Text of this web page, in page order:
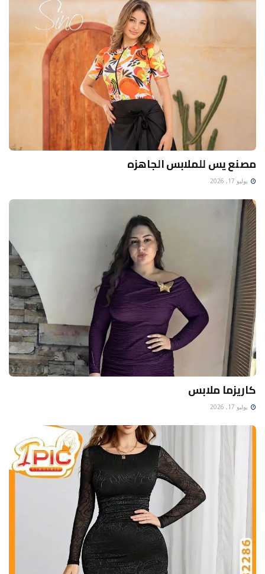
مصنع يس للملابس الجاهزه
يوليو 17, 2026
كاريزما ملابس
يوليو 17, 2026